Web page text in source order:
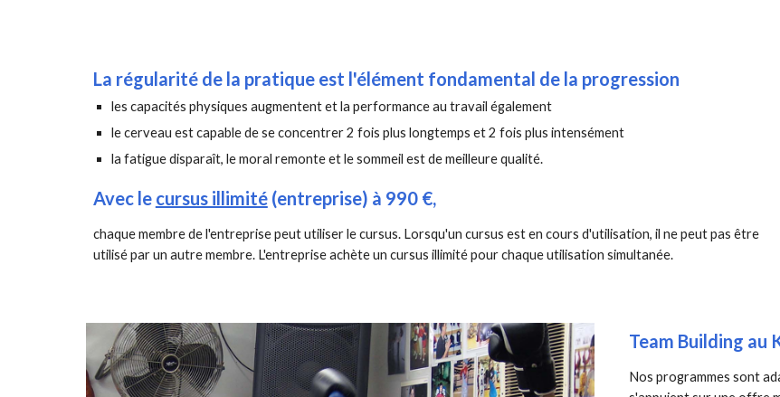
La régularité de la pratique est l'élément fondamental de la progression
les capacités physiques augmentent et la performance au travail également
le cerveau est capable de se concentrer 2 fois plus longtemps et 2 fois plus intensément
la fatigue disparaît, le moral remonte et le sommeil est de meilleure qualité.
Avec le cursus illimité(entreprise) à 990 €,
chaque membre de l'entreprise peut utiliser le cursus. Lorsqu'un cursus est en cours d'utilisation, il ne peut pas être
utilisé par un autre membre. L'entreprise achète un cursus illimité pour chaque utilisation simultanée.
Team Building au
Nos programmes sont